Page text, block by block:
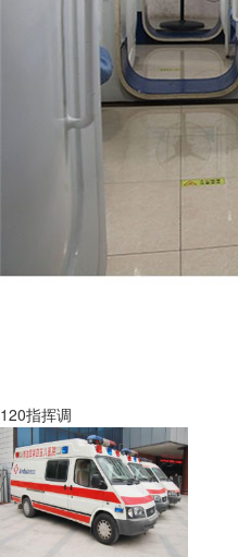
120指挥调